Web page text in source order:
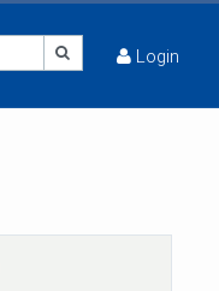
Login